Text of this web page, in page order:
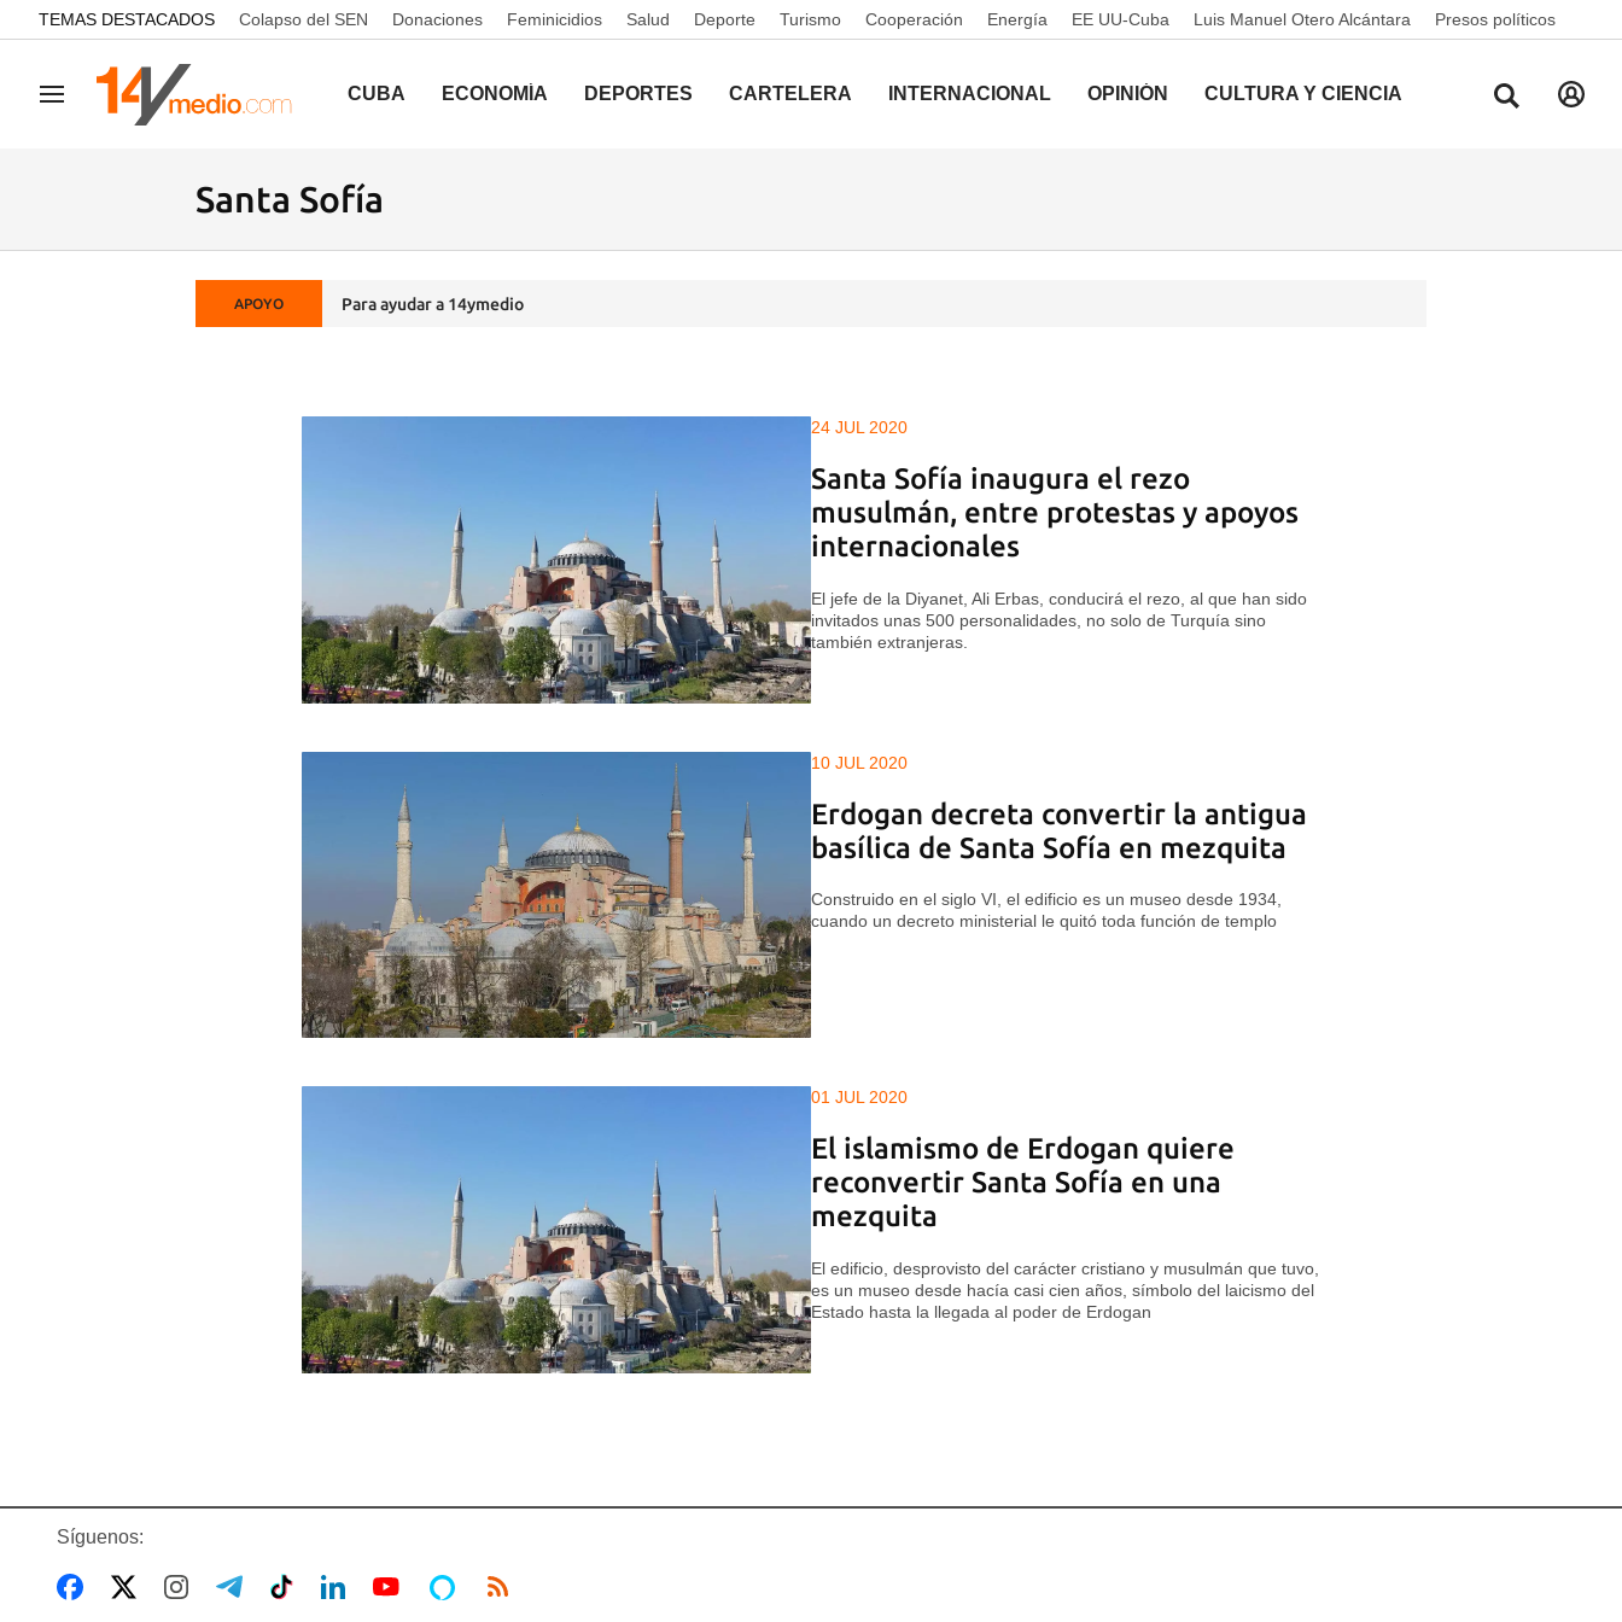
common.go-to-content
TEMAS DESTACADOS Colapso del SEN Donaciones Feminicidios Salud Deporte Turismo Cooperación Energía EE UU-Cuba Luis Manuel Otero Alcántara Presos políticos
Navegación CUBA ECONOMÍA DEPORTES CARTELERA INTERNACIONAL OPINIÓN CULTURA Y CIENCIA
Santa Sofía
APOYO Para ayudar a 14ymedio
24 JUL 2020
Santa Sofía inaugura el rezo
musulmán, entre protestas y apoyos
internacionales
El jefe de la Diyanet, Ali Erbas, conducirá el rezo, al que han sido
invitados unas 500 personalidades, no solo de Turquía sino
también extranjeras.
10 JUL 2020
Erdogan decreta convertir la antigua
basílica de Santa Sofía en mezquita
Construido en el siglo VI, el edificio es un museo desde 1934,
cuando un decreto ministerial le quitó toda función de templo
01 JUL 2020
El islamismo de Erdogan quiere
reconvertir Santa Sofía en una
mezquita
El edificio, desprovisto del carácter cristiano y musulmán que tuvo,
es un museo desde hacía casi cien años, símbolo del laicismo del
Estado hasta la llegada al poder de Erdogan
Síguenos: